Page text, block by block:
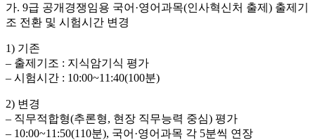
가. 9급 공개경쟁임용 국어·영어과목(인사혁신처 출제) 출제기
조 전환 및 시험시간 변경
1) 기존
– 출제기조 : 지식암기식 평가
– 시험시간 : 10:00~11:40(100분)
2) 변경
– 직무적합형(추론형, 현장 직무능력 중심) 평가
– 10:00~11:50(110분), 국어·영어과목 각 5분씩 연장